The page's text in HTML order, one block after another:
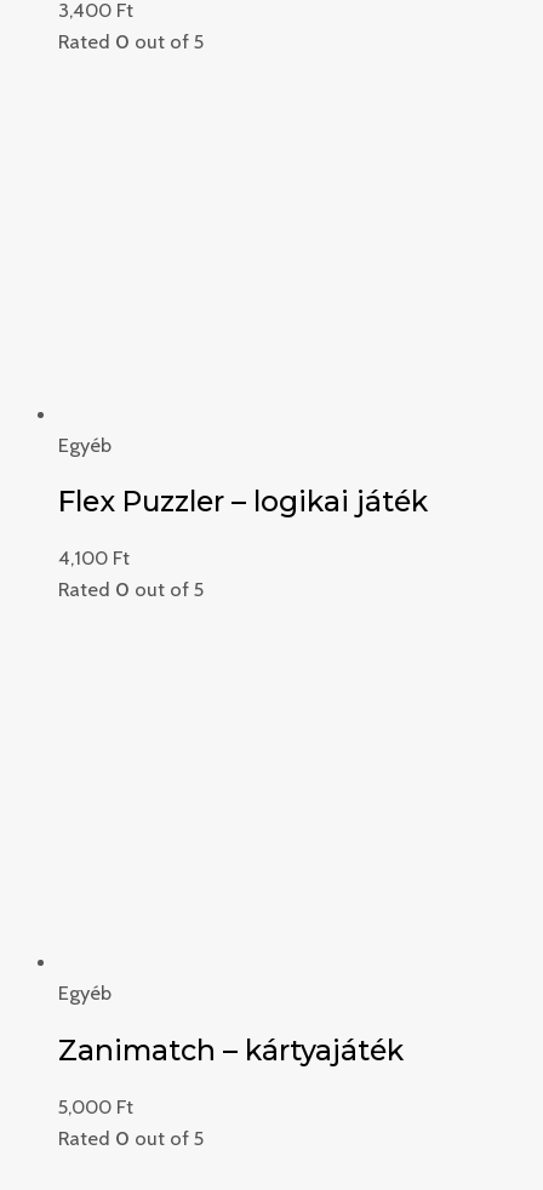
3,400 Ft
Rated 0 out of 5
Egyéb
Flex Puzzler – logikai játék
4,100 Ft
Rated 0 out of 5
Egyéb
Zanimatch – kártyajáték
5,000 Ft
Rated 0 out of 5